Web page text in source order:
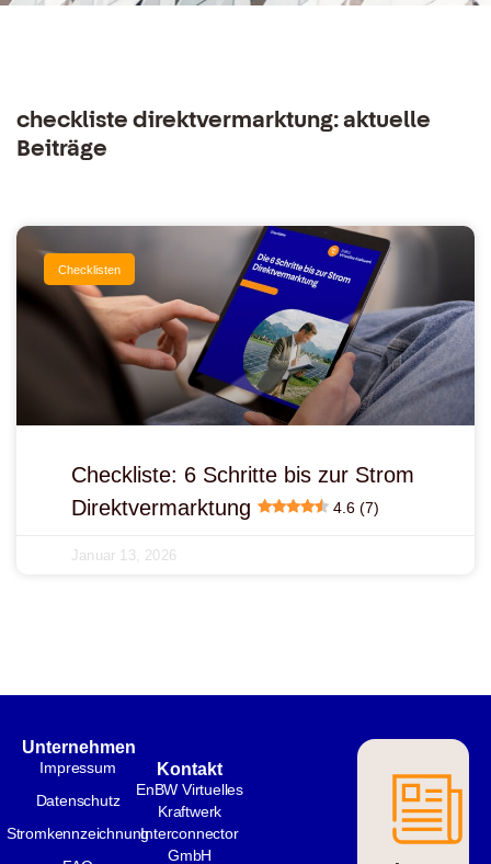
checkliste direktvermarktung: aktuelle
Beiträge
Checklisten
Checkliste: 6 Schritte bis zur Strom
Direktvermarktung
4.6 (7)
Januar 13, 2026
Unternehmen
Impressum
Datenschutz
Stromkennzeichnung
Kontakt
EnBW Virtuelles
Kraftwerk
Interconnector
GmbH